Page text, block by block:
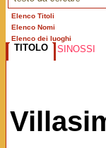
Elenco Titoli
Elenco Nomi
Elenco dei luoghi
TITOLO SINOSSI